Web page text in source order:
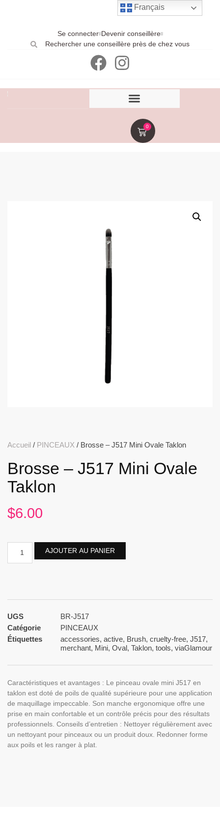
Se connecter Devenir conseillère
Rechercher une conseillère près de chez vous
0
Accueil / PINCEAUX / Brosse – J517 Mini Ovale Taklon
Brosse – J517 Mini Ovale
Taklon
$6.00
AJOUTER AU PANIER
UGS
BR-J517
Catégorie
PINCEAUX
Étiquettes
accessories, active, Brush, cruelty-free, J517,
merchant, Mini, Oval, Taklon, tools, viaGlamour
Caractéristiques et avantages : Le pinceau ovale mini J517 en
taklon est doté de poils de qualité supérieure pour une application
de maquillage impeccable. Son manche ergonomique offre une
prise en main confortable et un contrôle précis pour des résultats
professionnels. Conseils d’entretien : Nettoyer régulièrement avec
un nettoyant pour pinceaux ou un produit doux. Redonner forme
aux poils et les ranger à plat.
Français